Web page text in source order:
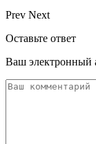
Prev Next
Оставьте ответ
Ваш электронный